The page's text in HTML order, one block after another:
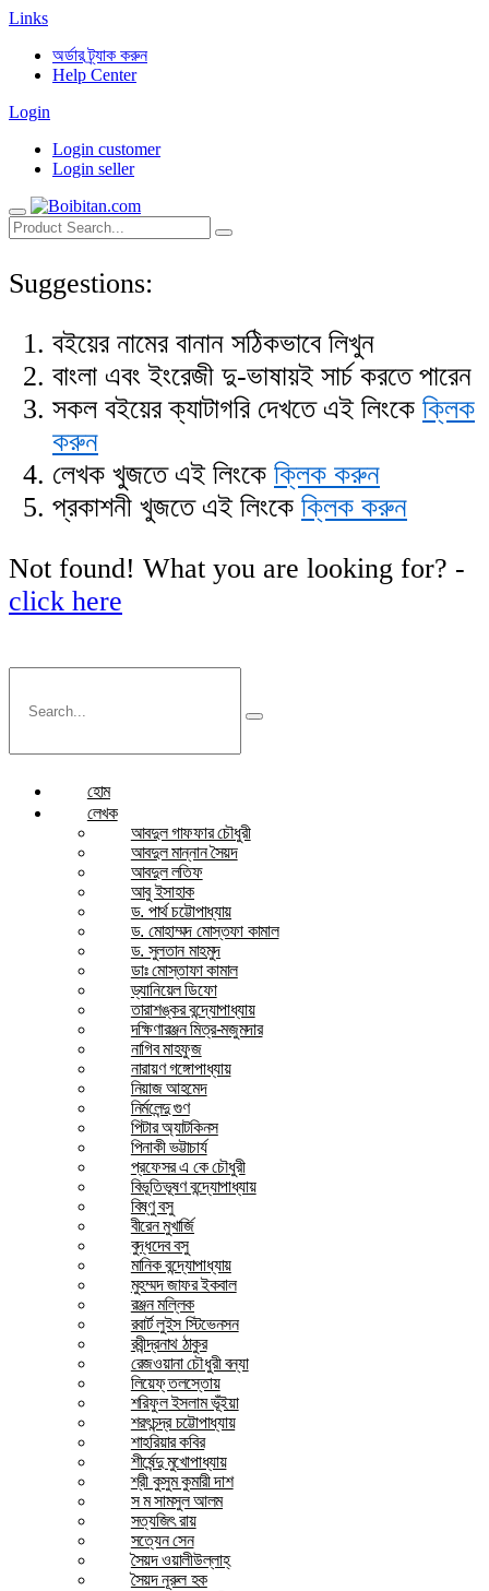
Links
অর্ডার ট্র্যাক করুন
Help Center
Login
Login customer
Login seller
Suggestions:
বইয়ের নামের বানান সঠিকভাবে লিখুন
বাংলা এবং ইংরেজী দু-ভাষায়ই সার্চ করতে পারেন
সকল বইয়ের ক্যাটাগরি দেখতে এই লিংকে ক্লিক
করুন
লেখক খুজতে এই লিংকে ক্লিক করুন
প্রকাশনী খুজতে এই লিংকে ক্লিক করুন
Not found! What you are looking for? -
click here
হোম
লেখক
আবদুল গাফফার চৌধুরী
আবদুল মান্নান সৈয়দ
আবদুল লতিফ
আবু ইসাহাক
ড. পার্থ চট্টোপাধ্যায়
ড. মোহাম্মদ মোস্তফা কামাল
ড. সুলতান মাহমুদ
ডাঃ মোস্তাফা কামাল
ড্যানিয়েল ডিফো
তারাশঙ্কর বন্দ্যোপাধ্যায়
দক্ষিণারঞ্জন মিত্র-মজুমদার
নাগিব মাহফুজ
নারায়ণ গঙ্গোপাধ্যায়
নিয়াজ আহমেদ
নির্মলেন্দু গুণ
পিটার অ্যাটকিনস
পিনাকী ভট্টাচার্য
প্রফেসর এ কে চৌধুরী
বিভূতিভূষণ বন্দ্যোপাধ্যায়
বিষ্ণু বসু
বীরেন মুখার্জি
বুদ্ধদেব বসু
মানিক বন্দ্যোপাধ্যায়
মুহম্মদ জাফর ইকবাল
রঞ্জন মল্লিক
রবার্ট লুইস স্টিভেনসন
রবীন্দ্রনাথ ঠাকুর
রেজওয়ানা চৌধুরী বন্যা
লিয়েফ্ তলস্তোয়
শরিফুল ইসলাম ভূঁইয়া
শরৎচন্দ্র চট্টোপাধ্যায়
শাহরিয়ার কবির
শীর্ষেন্দু মুখোপাধ্যায়
শ্রী কুসুম কুমারী দাশ
স ম সামসুল আলম
সত্যজিৎ রায়
সত্যেন সেন
সৈয়দ ওয়ালীউল্লাহ্
সৈয়দ নূরুল হক